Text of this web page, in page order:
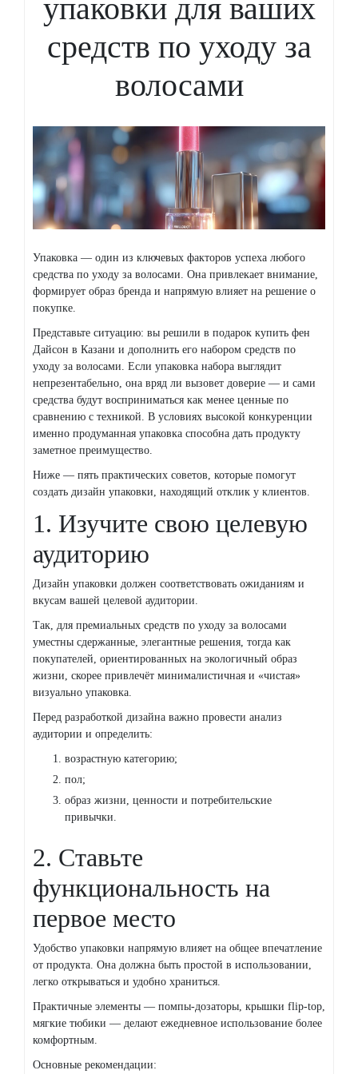
упаковки для ваших
средств по уходу за
волосами
Упаковка — один из ключевых факторов успеха любого
средства по уходу за волосами. Она привлекает внимание,
формирует образ бренда и напрямую влияет на решение о
покупке.
Представьте ситуацию: вы решили в подарок купить фен
Дайсон в Казани и дополнить его набором средств по
уходу за волосами. Если упаковка набора выглядит
непрезентабельно, она вряд ли вызовет доверие — и сами
средства будут восприниматься как менее ценные по
сравнению с техникой. В условиях высокой конкуренции
именно продуманная упаковка способна дать продукту
заметное преимущество.
Ниже — пять практических советов, которые помогут
создать дизайн упаковки, находящий отклик у клиентов.
1. Изучите свою целевую
аудиторию
Дизайн упаковки должен соответствовать ожиданиям и
вкусам вашей целевой аудитории.
Так, для премиальных средств по уходу за волосами
уместны сдержанные, элегантные решения, тогда как
покупателей, ориентированных на экологичный образ
жизни, скорее привлечёт минималистичная и «чистая»
визуально упаковка.
Перед разработкой дизайна важно провести анализ
аудитории и определить:
возрастную категорию;
пол;
образ жизни, ценности и потребительские
привычки.
2. Ставьте
функциональность на
первое место
Удобство упаковки напрямую влияет на общее впечатление
от продукта. Она должна быть простой в использовании,
легко открываться и удобно храниться.
Практичные элементы — помпы-дозаторы, крышки flip-top,
мягкие тюбики — делают ежедневное использование более
комфортным.
Основные рекомендации: